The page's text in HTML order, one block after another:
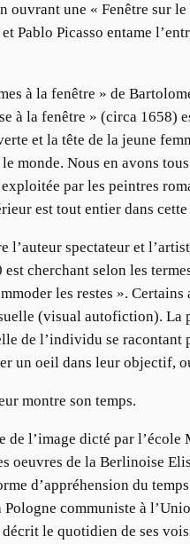
ouvrant une « Fenêtre sur
Pablo Picasso entame
à la fenêtre » de
à la fenêtre » (circa 1658)
et la tête de la jeune
monde. Nous en avons
par les peintres
est tout entier dans
l’auteur spectateur et
est cherchant selon les
les restes ».
(visual autofiction). La
de l’individu se racontant
un oeil dans leur objectif,
montre son temps.
de l’image dicté par
oeuvres de la Berlinoise
d’appréhension du
communiste à
décrit le quotidien de ses